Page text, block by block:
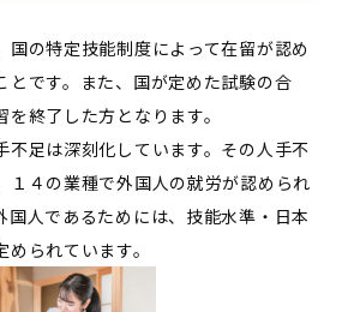
国の特定技能制度によって在留が認め
とです。また、国が定めた試験の合
終了した方となります。
不足は深刻化しています。その人手不
１４の業種で外国人の就労が認められ
国人であるためには、技能水準・日本
られています。